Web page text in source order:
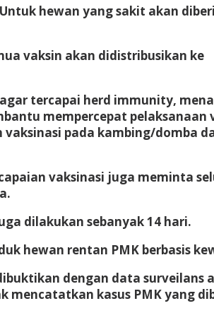
hewan yang sakit akan
vaksin akan didistribusikan ke
tercapai herd immunity,
mempercepat pelaksanaan
pada kambing/domba
vaksinasi juga meminta
dilakukan sebanyak 14 hari.
hewan rentan PMK berbasis
dengan data surveilans
mencatatkan kasus PMK yang